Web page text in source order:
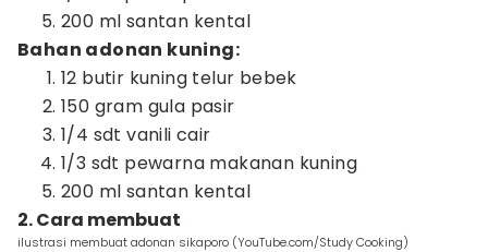
200 ml santan kental
Bahan adonan kuning:
12 butir kuning telur bebek
150 gram gula pasir
1/4 sdt vanili cair
1/3 sdt pewarna makanan kuning
200 ml santan kental
2. Cara membuat
ilustrasi membuat adonan sikaporo (YouTube.com/Study Cooking)